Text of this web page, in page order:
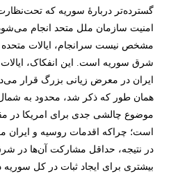
امنیت سازمان ملل متحد انجام
مشخص نیست سرانجام، ایالات متحده
شرق سوریه است. این انفکاک،
ایران در معرض زیانی بزرگ قرار
همان طور که ذکر شد، محدود به
موضوع چالشی جدی برای امریکا در
است؛ چراکه اقدمات روسیه و
در نتیجه، حداقل مشارکت آن‌ها در
بیشتری برای ایجاد ثبات در کل سوریه